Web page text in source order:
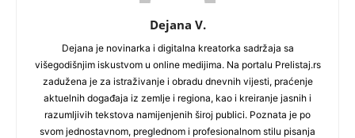
Dejana V.
Dejana je novinarka i digitalna kreatorka sadržaja sa
višegodišnjim iskustvom u online medijima. Na portalu Prelistaj.rs
zadužena je za istraživanje i obradu dnevnih vijesti, praćenje
aktuelnih događaja iz zemlje i regiona, kao i kreiranje jasnih i
razumljivih tekstova namijenjenih široj publici. Poznata je po
svom jednostavnom, preglednom i profesionalnom stilu pisanja